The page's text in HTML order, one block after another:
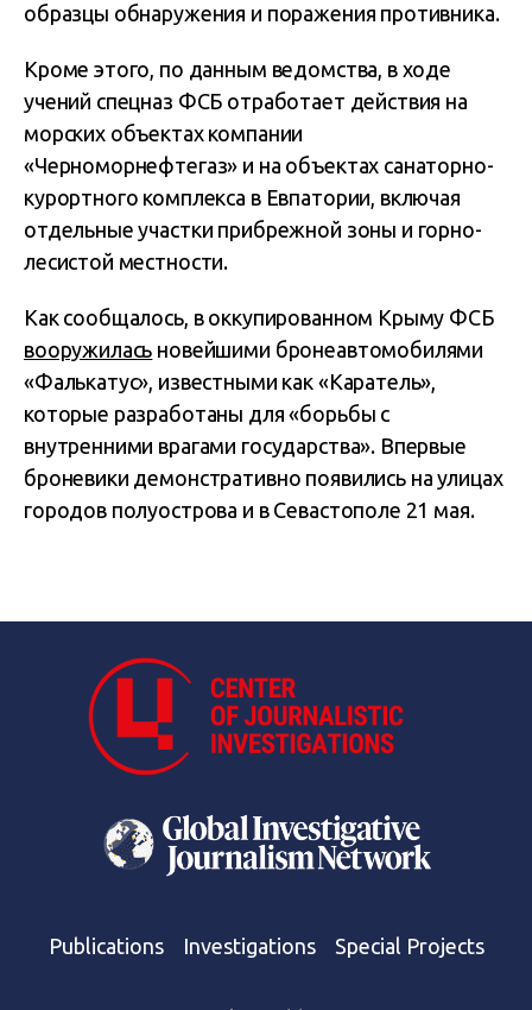
образцы обнаружения и поражения противника.
Кроме этого, по данным ведомства, в ходе
учений спецназ ФСБ отработает действия на
морских объектах компании
«Черноморнефтегаз» и на объектах санаторно-
курортного комплекса в Евпатории, включая
отдельные участки прибрежной зоны и горно-
лесистой местности.
Как сообщалось, в оккупированном Крыму ФСБ
вооружилась новейшими бронеавтомобилями
«Фалькатус», известными как «Каратель»,
которые разработаны для «борьбы с
внутренними врагами государства». Впервые
броневики демонстративно появились на улицах
городов полуострова и в Севастополе 21 мая.
Publications Investigations Special Projects